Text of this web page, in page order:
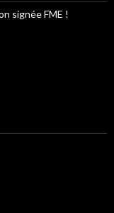
signée FME !